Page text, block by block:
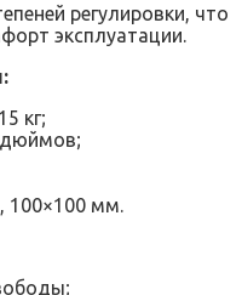
регулировки, что
эксплуатации.
кг;
дюймов;
100×100 мм.